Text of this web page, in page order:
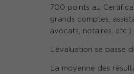
700 points au
grands comptes,
avocats, notaires, etc.)
L’évaluation se
La moyenne des